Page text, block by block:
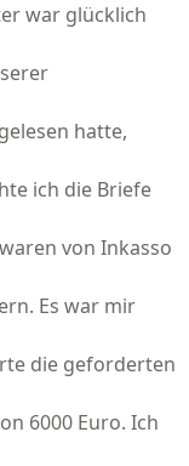
war glücklich
hatte,
ich die Briefe
von Inkasso
Es war mir
die geforderten
6000 Euro. Ich